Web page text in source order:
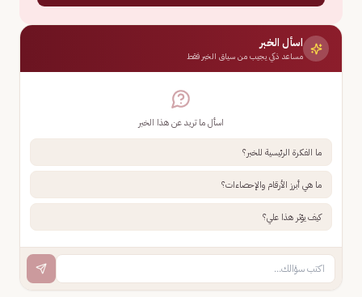
اسأل الخبر
مساعد ذكي يجيب من سياق الخبر فقط
اسأل ما تريد عن هذا الخبر
ما الفكرة الرئيسية للخبر؟
ما هي أبرز الأرقام والإحصاءات؟
كيف يؤثر هذا علي؟